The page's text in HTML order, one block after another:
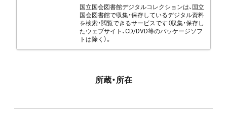
国立国会図書館デジタルコレクションは、国立
国会図書館で収集・保存しているデジタル資料
を検索・閲覧できるサービスです（収集・保存し
たウェブサイト、CD/DVD等のパッケージソフ
トは除く）。
所蔵・所在